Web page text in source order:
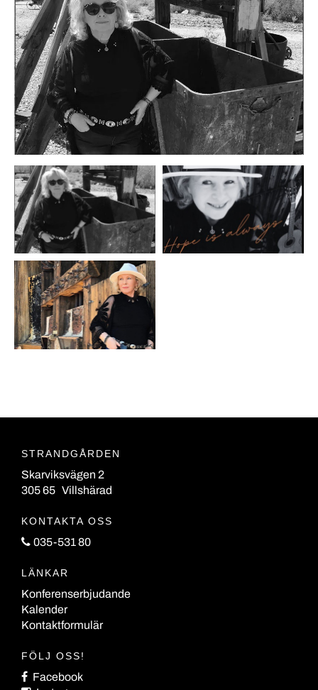
STRANDGÅRDEN
Skarviksvägen 2
305 65 Villshärad
KONTAKTA OSS
035-531 80
LÄNKAR
Konferenserbjudande
Kalender
Kontaktformulär
FÖLJ OSS!
Facebook